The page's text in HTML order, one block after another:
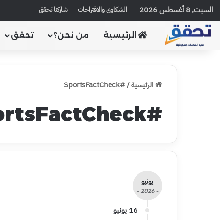
السبت, 8 أغسطس 2026 الشكاوى والاقتراحات شاركنا تحقق
الرئيسية من نحن؟ تحقق
الرئيسية/
#SportsFactCheck
#SportsFactCheck
يونيو
- 2026 -
16 يونيو